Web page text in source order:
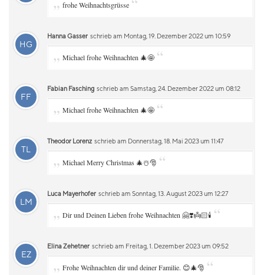
frohe Weihnachtsgrüsse
HG
Hanna Gasser schrieb am Montag, 19. Dezember 2022 um 10:59
„ Michael frohe Weihnachten 🎄🤩 “
FF
Fabian Fasching schrieb am Samstag, 24. Dezember 2022 um 08:12
„ Michael frohe Weihnachten 🎄🤩 “
TL
Theodor Lorenz schrieb am Donnerstag, 18. Mai 2023 um 11:47
„ Michael Merry Christmas 🎄☃️🎅 “
LM
Luca Mayerhofer schrieb am Sonntag, 13. August 2023 um 12:27
„ Dir und Deinen Lieben frohe Weihnachten 🤗❣️👼🏻🕯 “
EZ
Elina Zehetner schrieb am Freitag, 1. Dezember 2023 um 09:52
„ Frohe Weihnachten dir und deiner Familie. 😊🎄🎅 “